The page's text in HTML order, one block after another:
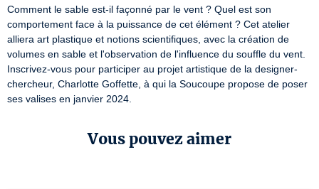
Comment le sable est-il façonné par le vent ? Quel est son
comportement face à la puissance de cet élément ? Cet atelier
alliera art plastique et notions scientifiques, avec la création de
volumes en sable et l'observation de l'influence du souffle du vent.
Inscrivez-vous pour participer au projet artistique de la designer-
chercheur, Charlotte Goffette, à qui la Soucoupe propose de poser
ses valises en janvier 2024.
Vous pouvez aimer